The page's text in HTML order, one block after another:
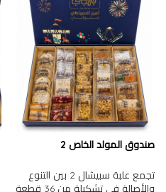
صندوق المولد الخاص 2
تجمع علبة سبيشال 2 بين التنوع
والأصالة في تشكيلة من 36 قطعة